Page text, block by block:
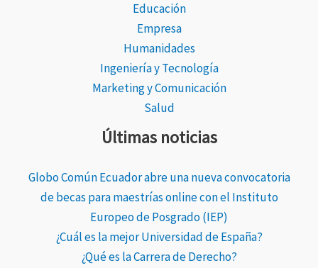
Educación
Empresa
Humanidades
Ingeniería y Tecnología
Marketing y Comunicación
Salud
Últimas noticias
Globo Común Ecuador abre una nueva convocatoria
de becas para maestrías online con el Instituto
Europeo de Posgrado (IEP)
¿Cuál es la mejor Universidad de España?
¿Qué es la Carrera de Derecho?